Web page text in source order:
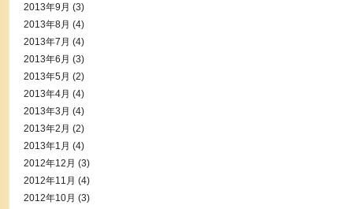
2013年9月 (3)
2013年8月 (4)
2013年7月 (4)
2013年6月 (3)
2013年5月 (2)
2013年4月 (4)
2013年3月 (4)
2013年2月 (2)
2013年1月 (4)
2012年12月 (3)
2012年11月 (4)
2012年10月 (3)